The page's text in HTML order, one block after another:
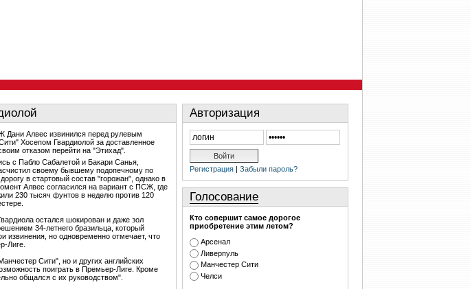
Дани Алвес извинился перед рулевым
Хосепом Гвардиолой за доставленное
отказом перейти на "Этихад".
с Пабло Сабалетой и Бакари Санья,
своему бывшему подопечному по
в стартовый состав "горожан", однако в
Алвес согласился на вариант с ПСЖ, где
230 тысяч фунтов в неделю против 120
остался шокирован и даже зол
34-летнего бразильца, который
извинения, но одновременно отмечает, что
Лиге.
Сити", но и других английских
поиграть в Премьер-Лиге. Кроме
общался с их руководством".
Авторизация
Регистрация | Забыли пароль?
Голосование
Кто совершит самое дорогое
приобретение этим летом?
Арсенал
Ливерпуль
Манчестер Сити
Челси